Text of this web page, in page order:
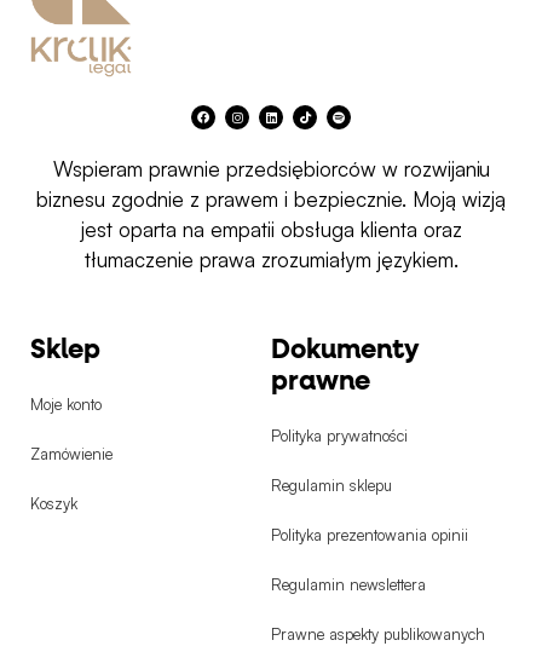
F
a
c
o
o
I
n
s
g
r
m
L
i
n
d
i
T
i
k
k
S
p
o
f
y
Wspieram prawnie przedsiębiorców w rozwijaniu
biznesu zgodnie z prawem i bezpiecznie. Moją wizją
jest oparta na empatii obsługa klienta oraz
tłumaczenie prawa zrozumiałym językiem.
Sklep
Moje konto
Zamówienie
Koszyk
Dokumenty
prawne
Polityka prywatności
Regulamin sklepu
Polityka prezentowania opinii
Regulamin newslettera
Prawne aspekty publikowanych